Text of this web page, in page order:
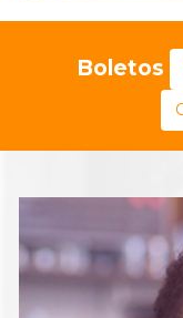
Boletos